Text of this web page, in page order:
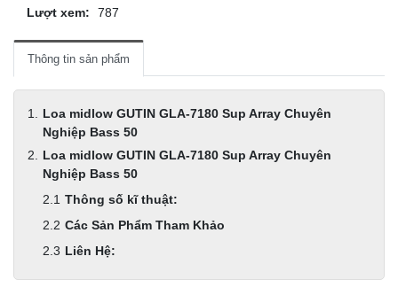
Lượt xem: 787
Thông tin sản phẩm
Loa midlow GUTIN GLA-7180 Sup Array Chuyên
Nghiệp Bass 50
Loa midlow GUTIN GLA-7180 Sup Array Chuyên
Nghiệp Bass 50
Thông số kĩ thuật:
Các Sản Phẩm Tham Khảo
Liên Hệ: